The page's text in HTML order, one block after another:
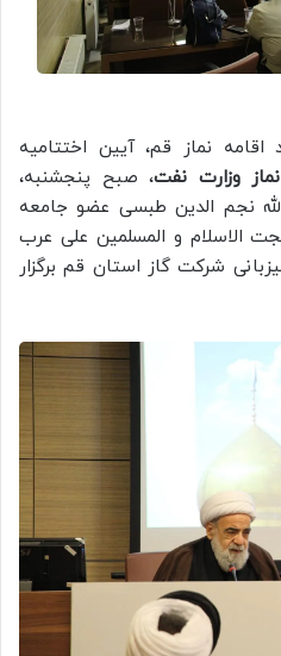
نماز قم، آیین اختتامیه
وزارت نفت، صبح پنجشنبه،
نجم الدین طبسی عضو جامعه
الاسلام و المسلمین علی عرب
شرکت گاز استان قم برگزار